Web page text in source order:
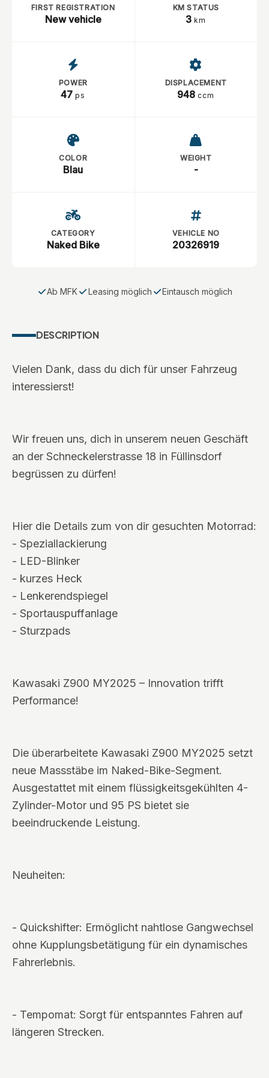
FIRST REGISTRATION
New vehicle
KM STATUS
3km
POWER
47ps
DISPLACEMENT
948 ccm
COLOR
Blau
WEIGHT
-
CATEGORY
Naked Bike
VEHICLE NO
20326919
Ab MFK Leasing möglich Eintausch möglich
DESCRIPTION
Vielen Dank, dass du dich für unser Fahrzeug
interessierst!
Wir freuen uns, dich in unserem neuen Geschäft
an der Schneckelerstrasse 18 in Füllinsdorf
begrüssen zu dürfen!
Hier die Details zum von dir gesuchten Motorrad:
- Speziallackierung
- LED-Blinker
- kurzes Heck
- Lenkerendspiegel
- Sportauspuffanlage
- Sturzpads
Kawasaki Z900 MY2025 – Innovation trifft
Performance!
Die überarbeitete Kawasaki Z900 MY2025 setzt
neue Massstäbe im Naked-Bike-Segment.
Ausgestattet mit einem flüssigkeitsgekühlten 4-
Zylinder-Motor und 95 PS bietet sie
beeindruckende Leistung.
Neuheiten:
- Quickshifter: Ermöglicht nahtlose Gangwechsel
ohne Kupplungsbetätigung für ein dynamisches
Fahrerlebnis.
- Tempomat: Sorgt für entspanntes Fahren auf
längeren Strecken.